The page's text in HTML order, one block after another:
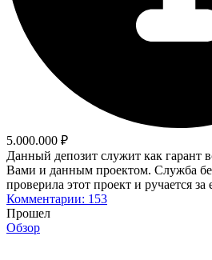
5.000.000 ₽
Данный депозит служит как гарант
Вами и данным проектом. Служба
проверила этот проект и ручается за
Комментарии: 153
Прошел
Обзор